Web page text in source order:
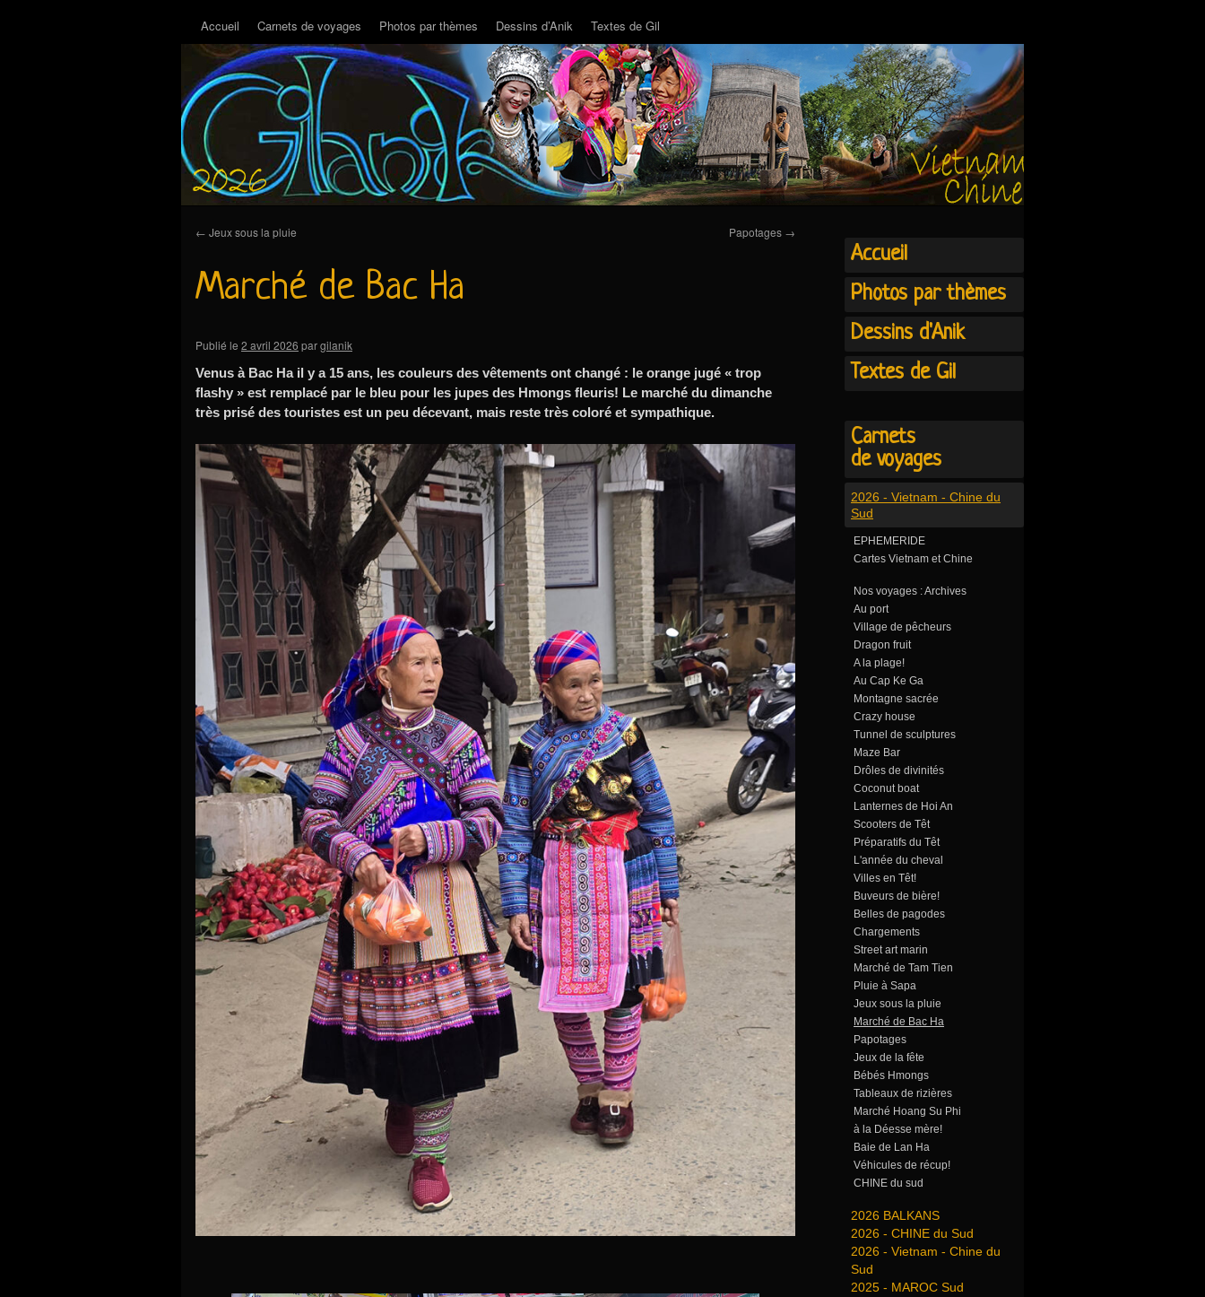
Accueil Carnets de voyages Photos par thèmes Dessins d’Anik Textes de Gil
← Jeux sous la pluie Papotages →
Marché de Bac Ha
Publié le 2 avril 2026 pargilanik
Venus à Bac Ha il y a 15 ans, les couleurs des vêtements ont changé : le orange jugé « trop
flashy » est remplacé par le bleu pour les jupes des Hmongs fleuris! Le marché du dimanche
très prisé des touristes est un peu décevant, mais reste très coloré et sympathique.
Accueil
Photos par thèmes
Dessins d'Anik
Textes de Gil
Carnets
de voyages
2026 - Vietnam - Chine du
Sud
EPHEMERIDE
Cartes Vietnam et Chine
Nos voyages : Archives
Au port
Village de pêcheurs
Dragon fruit
A la plage!
Au Cap Ke Ga
Montagne sacrée
Crazy house
Tunnel de sculptures
Maze Bar
Drôles de divinités
Coconut boat
Lanternes de Hoi An
Scooters de Têt
Préparatifs du Têt
L'année du cheval
Villes en Têt!
Buveurs de bière!
Belles de pagodes
Chargements
Street art marin
Marché de Tam Tien
Pluie à Sapa
Jeux sous la pluie
Marché de Bac Ha
Papotages
Jeux de la fête
Bébés Hmongs
Tableaux de rizières
Marché Hoang Su Phi
à la Déesse mère!
Baie de Lan Ha
Véhicules de récup!
CHINE du sud
2026 BALKANS
2026 - CHINE du Sud
2026 - Vietnam - Chine du
Sud
2025 - MAROC Sud